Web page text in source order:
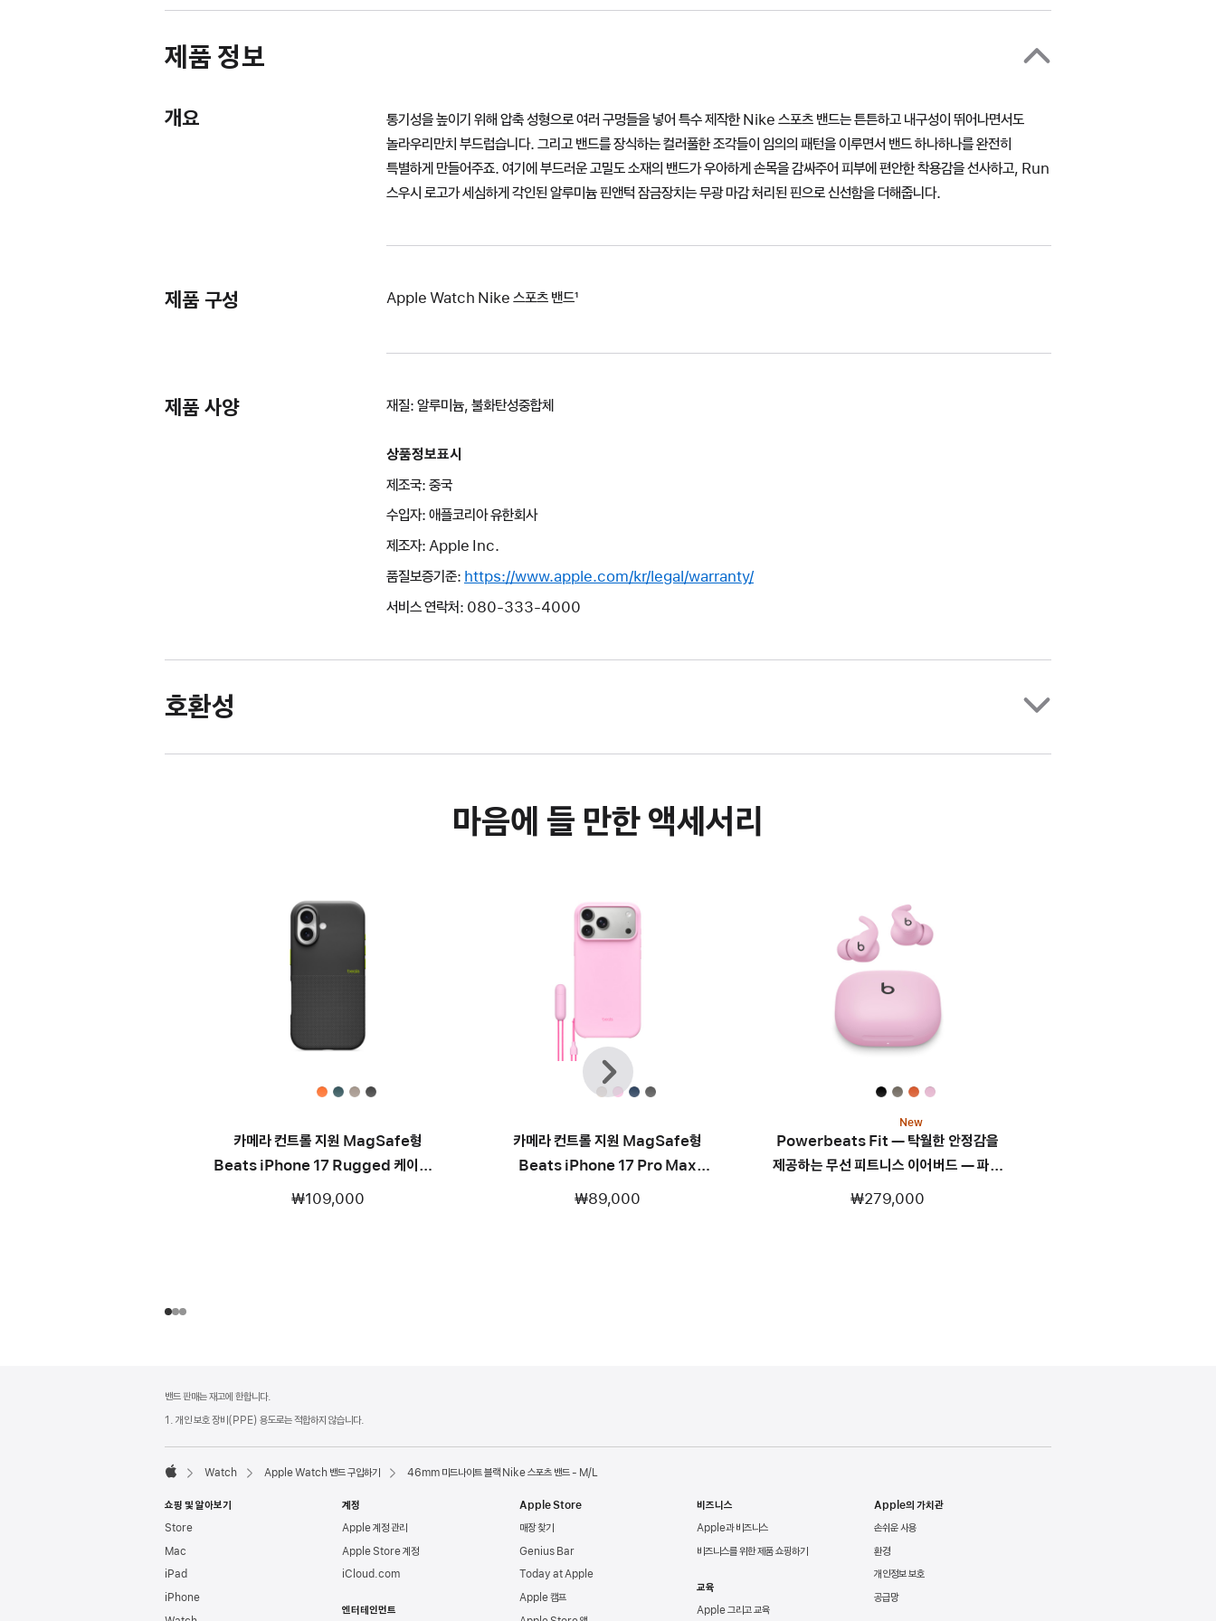
제품 정보
개요
통기성을 높이기 위해 압축 성형으로 여러 구멍들을 넣어 특수 제작한 Nike 스포츠 밴드는 튼튼하고 내구성이 뛰어나면서도
놀라우리만치 부드럽습니다. 그리고 밴드를 장식하는 컬러풀한 조각들이 임의의 패턴을 이루면서 밴드 하나하나를 완전히
특별하게 만들어주죠. 여기에 부드러운 고밀도 소재의 밴드가 우아하게 손목을 감싸주어 피부에 편안한 착용감을 선사하고, Run
스우시 로고가 세심하게 각인된 알루미늄 핀앤턱 잠금장치는 무광 마감 처리된 핀으로 신선함을 더해줍니다.
제품 구성 Apple Watch Nike 스포츠 밴드¹
제품 사양 재질: 알루미늄, 불화탄성중합체
상품정보표시
제조국: 중국
수입자: 애플코리아 유한회사
제조자: Apple Inc.
품질보증기준: https://www.apple.com/kr/legal/warranty/
서비스 연락처: 080-333-4000
호환성
마음에 들 만한 액세서리
카메라 컨트롤 지원 MagSafe형
Beats iPhone 17 Rugged 케이스 –
에베레스트 블랙
₩109,000
카메라 컨트롤 지원 MagSafe형
Beats iPhone 17 Pro Max
Kickstand 케이스 - 페블 핑크
₩89,000
New
Powerbeats Fit — 탁월한 안정감을
제공하는 무선 피트니스 이어버드 — 파워
핑크
₩279,000
이전
다음
밴드 판매는 재고에 한합니다.
1. 개인 보호 장비(PPE) 용도로는 적합하지 않습니다.
Watch Apple Watch 밴드 구입하기 46mm 미드나이트 블랙 Nike 스포츠 밴드 - M/L
쇼핑 및 알아보기
Store
Mac
iPad
iPhone
계정
Apple 계정 관리
Apple Store 계정
iCloud.com
엔터테인먼트
Apple Store
매장 찾기
Genius Bar
Today at Apple
Apple 캠프
비즈니스
Apple과 비즈니스
비즈니스를 위한 제품 쇼핑하기
교육
Apple 그리고 교육
Apple의 가치관
손쉬운 사용
환경
개인정보 보호
공급망